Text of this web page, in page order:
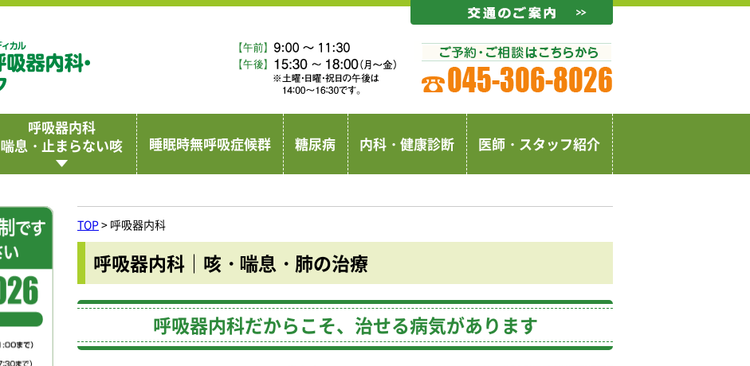
横浜弘明寺呼吸器内科クリニック
呼吸器内科
喘息・止まらない咳
睡眠時無呼吸症候群 糖尿病 内科・健康診断 医師・スタッフ紹介
TOP > 呼吸器内科
呼吸器内科｜咳・喘息・肺の治療
呼吸器内科だからこそ、治せる病気があります